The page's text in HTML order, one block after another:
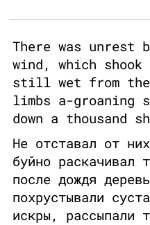
There was
wind, which
still wet from
limbs a-groaning
down a thousand
Не отставал от
буйно раскачивал
после дождя
похрустывали
искры, рассыпали